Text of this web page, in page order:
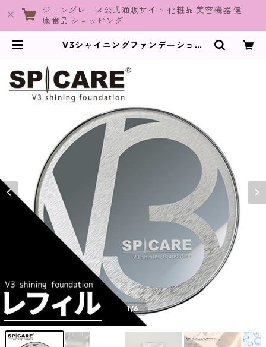
ジュングレーヌ公式通販サイト 化粧品 美容機器 健
康食品 ショッピング
V3シャイニングファンデーション
1/6